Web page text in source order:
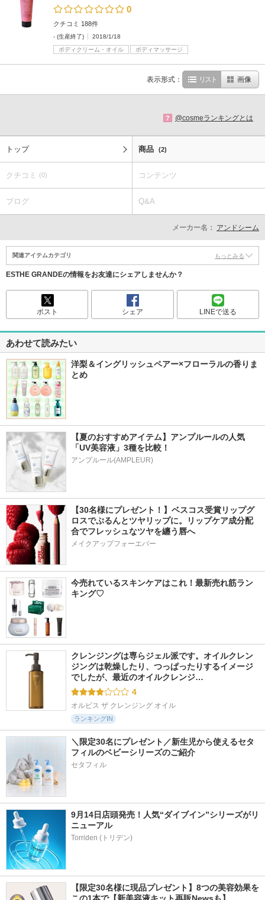
0
クチコミ 188件
- (生産終了)
2018/1/18
ボディクリーム・オイル
ボディマッサージ
表示形式： リスト 画像
? @cosmeランキングとは
トップ 商品 (2)
クチコミ (0) コンテンツ
ブログ Q&A
メーカー名： アンドシーム
関連アイテムカテゴリ もっとみる
ESTHE GRANDEの情報をお友達にシェアしませんか？
ポスト シェア LINEで送る
あわせて読みたい
洋梨＆イングリッシュペアー×フローラルの香りま
とめ
【夏のおすすめアイテム】アンプルールの人気
「UV美容液」3種を比較！
アンプルール(AMPLEUR)
【30名様にプレゼント！】ベスコス受賞リップグ
ロスでぷるんとツヤリップに。リップケア成分配
合でフレッシュなツヤを纏う唇へ
メイクアップフォーエバー
今売れているスキンケアはこれ！最新売れ筋ラン
キング♡
クレンジングは専らジェル派です。オイルクレン
ジングは乾燥したり、つっぱったりするイメージ
でしたが、最近のオイルクレンジ…
4
オルビス ザ クレンジング オイル
ランキングIN
＼限定30名にプレゼント／新生児から使えるセタ
フィルのベビーシリーズのご紹介
セタフィル
9月14日店頭発売！人気“ダイブイン”シリーズがリ
ニューアル
【限定30名様に現品プレゼント】8つの美容効果を